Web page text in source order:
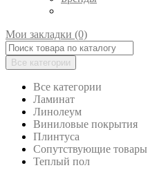
Мои закладки (0)
Все категории
Все категории
Ламинат
Линолеум
Виниловые покрытия
Плинтуса
Сопутствующие товары
Теплый пол